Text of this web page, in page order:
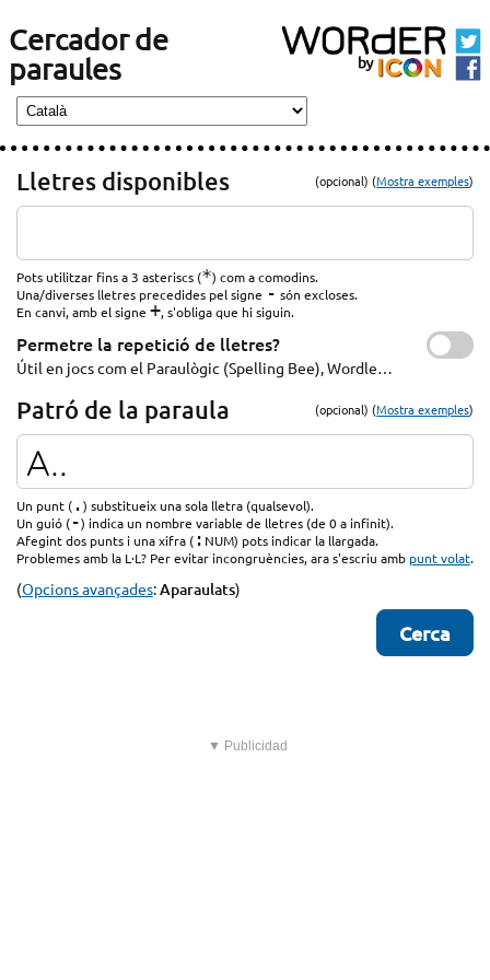
Cercador de
paraules
Lletres disponibles (opcional) (Mostra exemples)
Pots utilitzar fins a 3 asteriscs (*) com a comodins.
Una/diverses lletres precedides pel signe - són excloses.
En canvi, amb el signe +, s'obliga que hi siguin.
Permetre la repetició de lletres?
Útil en jocs com el Paraulògic (Spelling Bee), Wordle…
Patró de la paraula (opcional) (Mostra exemples)
Un punt (.) substitueix una sola lletra (qualsevol).
Un guió (-) indica un nombre variable de lletres (de 0 a infinit).
Afegint dos punts i una xifra (: NUM) pots indicar la llargada.
Problemes amb la L·L? Per evitar incongruències, ara s'escriu amb punt volat.
(Opcions avançades:Aparaulats)
▼ Publicidad